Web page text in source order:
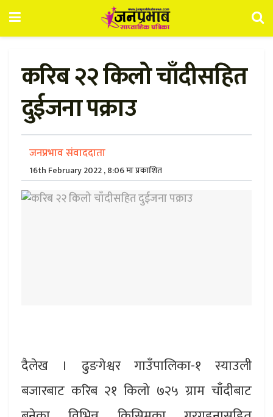
करिब २२ किलो चाँदीसहित
दुईजना पक्राउ
जनप्रभाव संवाददाता
16th February 2022 , 8:06 मा प्रकाशित
दैलेख । ढुङगेश्वर गाउँपालिका-१ स्याउली
बजारबाट करिब २१ किलो ७२५ ग्राम चाँदीबाट